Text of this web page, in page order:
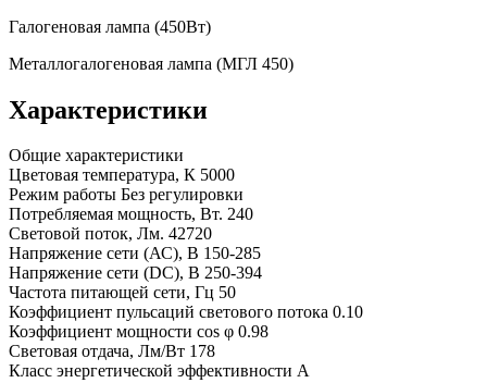
Галогеновая лампа (450Вт)
Металлогалогеновая лампа (МГЛ 450)
Характеристики
Общие характеристики
Цветовая температура, К 5000
Режим работы Без регулировки
Потребляемая мощность, Вт. 240
Световой поток, Лм. 42720
Напряжение сети (АС), В 150-285
Напряжение сети (DC), В 250-394
Частота питающей сети, Гц 50
Коэффициент пульсаций светового потока 0.10
Коэффициент мощности cos φ 0.98
Световая отдача, Лм/Вт 178
Класс энергетической эффективности A